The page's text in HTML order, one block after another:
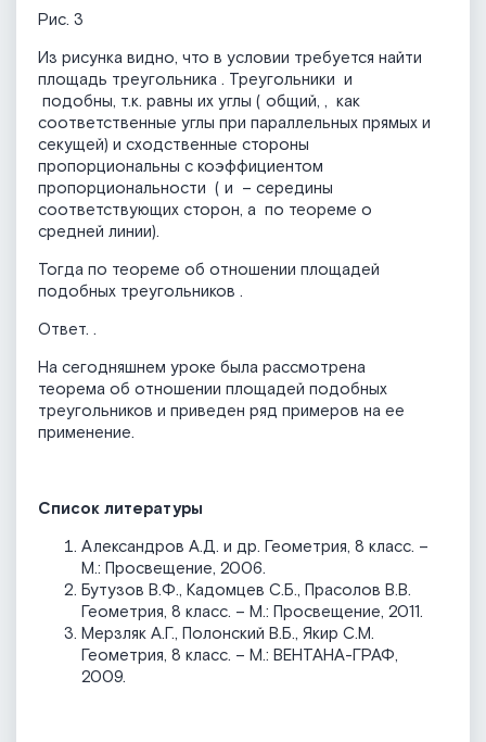
Рис. 3
Из рисунка видно, что в условии требуется найти
площадь треугольника . Треугольники и
подобны, т.к. равны их углы ( общий, , как
соответственные углы при параллельных прямых и
секущей) и сходственные стороны
пропорциональны с коэффициентом
пропорциональности ( и – середины
соответствующих сторон, а по теореме о
средней линии).
Тогда по теореме об отношении площадей
подобных треугольников .
Ответ. .
На сегодняшнем уроке была рассмотрена
теорема об отношении площадей подобных
треугольников и приведен ряд примеров на ее
применение.
Список литературы
Александров А.Д. и др. Геометрия, 8 класс. –
М.: Просвещение, 2006.
Бутузов В.Ф., Кадомцев С.Б., Прасолов В.В.
Геометрия, 8 класс. – М.: Просвещение, 2011.
Мерзляк А.Г., Полонский В.Б., Якир С.М.
Геометрия, 8 класс. – М.: ВЕНТАНА-ГРАФ,
2009.